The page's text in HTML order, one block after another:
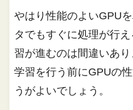
やはり性能のよいGPU
タでもすぐに処理が行
習が進むのは間違いあ
学習を行う前にGPUの
うがよいでしょう。